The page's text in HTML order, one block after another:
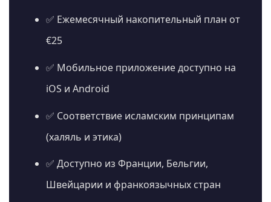
✅ Ежемесячный накопительный план от
€25
✅ Мобильное приложение доступно на
iOS и Android
✅ Соответствие исламским принципам
(халяль и этика)
✅ Доступно из Франции, Бельгии,
Швейцарии и франкоязычных стран